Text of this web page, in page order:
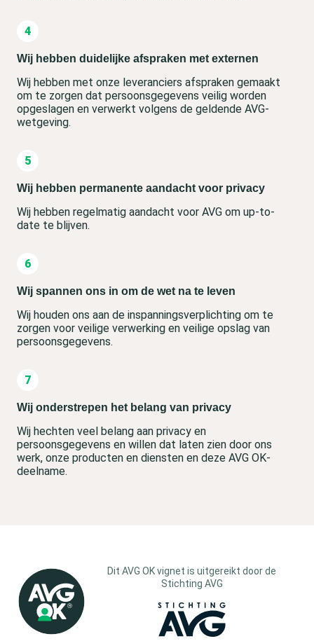
Wij hebben duidelijke afspraken met externen
Wij hebben met onze leveranciers afspraken gemaakt
om te zorgen dat persoonsgegevens veilig worden
opgeslagen en verwerkt volgens de geldende AVG-
wetgeving.
Wij hebben permanente aandacht voor privacy
Wij hebben regelmatig aandacht voor AVG om up-to-
date te blijven.
Wij spannen ons in om de wet na te leven
Wij houden ons aan de inspanningsverplichting om te
zorgen voor veilige verwerking en veilige opslag van
persoonsgegevens.
Wij onderstrepen het belang van privacy
Wij hechten veel belang aan privacy en
persoonsgegevens en willen dat laten zien door ons
werk, onze producten en diensten en deze AVG OK-
deelname.
Dit AVG OK vignet is uitgereikt door de
Stichting AVG